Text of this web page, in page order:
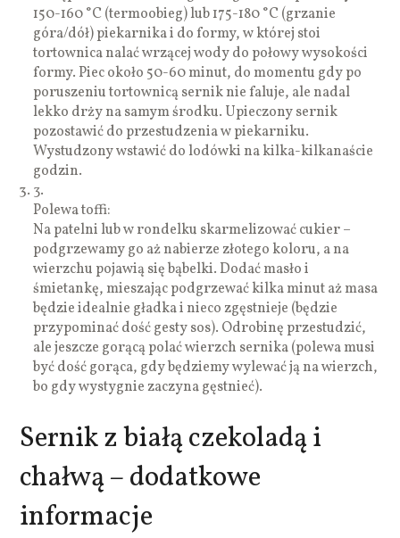
150-160 °C (termoobieg) lub 175-180 °C (grzanie
góra/dół) piekarnika i do formy, w której stoi
tortownica nalać wrzącej wody do połowy wysokości
formy. Piec około 50-60 minut, do momentu gdy po
poruszeniu tortownicą sernik nie faluje, ale nadal
lekko drży na samym środku. Upieczony sernik
pozostawić do przestudzenia w piekarniku.
Wystudzony wstawić do lodówki na kilka-kilkanaście
godzin.
3.
Polewa toffi:
Na patelni lub w rondelku skarmelizować cukier –
podgrzewamy go aż nabierze złotego koloru, a na
wierzchu pojawią się bąbelki. Dodać masło i
śmietankę, mieszając podgrzewać kilka minut aż masa
będzie idealnie gładka i nieco zgęstnieje (będzie
przypominać dość gesty sos). Odrobinę przestudzić,
ale jeszcze gorącą polać wierzch sernika (polewa musi
być dość gorąca, gdy będziemy wylewać ją na wierzch,
bo gdy wystygnie zaczyna gęstnieć).
Sernik z białą czekoladą i
chałwą – dodatkowe
informacje